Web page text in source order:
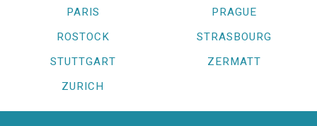
PARIS
PRAGUE
ROSTOCK
STRASBOURG
STUTTGART
ZERMATT
ZURICH